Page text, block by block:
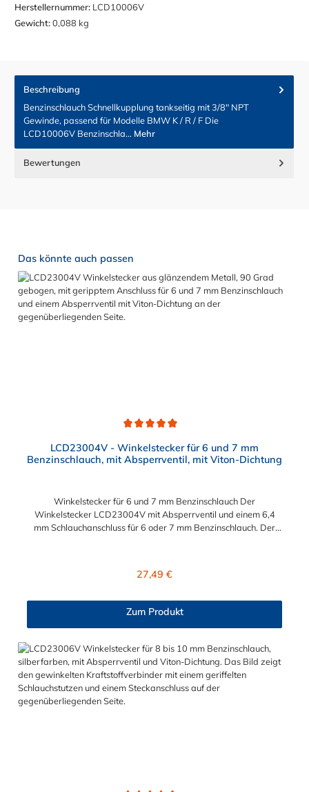
Herstellernummer: LCD10006V
Gewicht:0,088 kg
Beschreibung
Benzinschlauch Schnellkupplung tankseitig mit 3/8" NPT
Gewinde, passend für Modelle BMW K / R / F Die
LCD10006V Benzinschla… Mehr
Bewertungen
Produktgalerie überspringen
Das könnte auch passen
LCD23004V - Winkelstecker für 6 und 7 mm
Benzinschlauch, mit Absperrventil, mit Viton-Dichtung
Winkelstecker für 6 und 7 mm Benzinschlauch Der
Winkelstecker LCD23004V mit Absperrventil und einem 6,4
mm Schlauchanschluss für 6 oder 7 mm Benzinschlauch. Der
Benzinschlauch, damit sich der Schlauch fest auf der Tülle sitzt.
und viele weitere Motorradmodelle: BMW - K 1200 S BMW -
GS 1150 BMW - R 1150 GS Adventure TRIUMPH - Daytona
955i (1999-2001) TRIUMPH - Daytona T595 (1999-2001)
TRIUMPH - Speed Triple 955i TRIUMPH - Sprint RSTRIUMPH -
Tiger 955i (dieses Modell benötigt twei verschiedene Stecker!!!)
Regulärer Preis:
27,49 €
Zum Produkt